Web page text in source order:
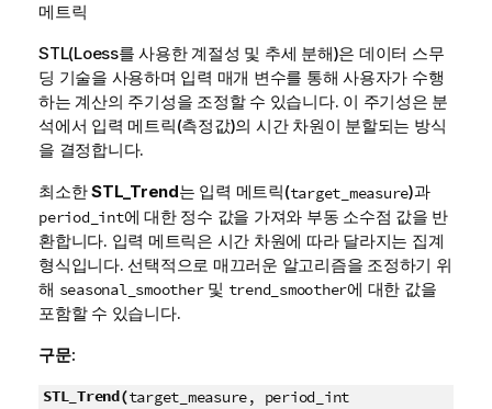
메트릭
STL(Loess를 사용한 계절성 및 추세 분해)은 데이터 스무
딩 기술을 사용하며 입력 매개 변수를 통해 사용자가 수행
하는 계산의 주기성을 조정할 수 있습니다. 이 주기성은 분
석에서 입력 메트릭(측정값)의 시간 차원이 분할되는 방식
을 결정합니다.
최소한STL_Trend는 입력 메트릭(target_measure)과
period_int에 대한 정수 값을 가져와 부동 소수점 값을 반
환합니다. 입력 메트릭은 시간 차원에 따라 달라지는 집계
형식입니다. 선택적으로 매끄러운 알고리즘을 조정하기 위
해 seasonal_smoother및 trend_smoother에 대한 값을
포함할 수 있습니다.
구문:
STL_Trend(target_measure, period_int